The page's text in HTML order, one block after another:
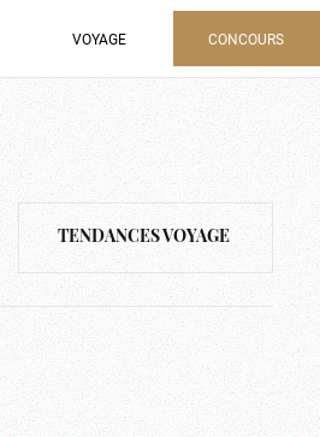
VOYAGE CONCOURS
TENDANCES VOYAGE